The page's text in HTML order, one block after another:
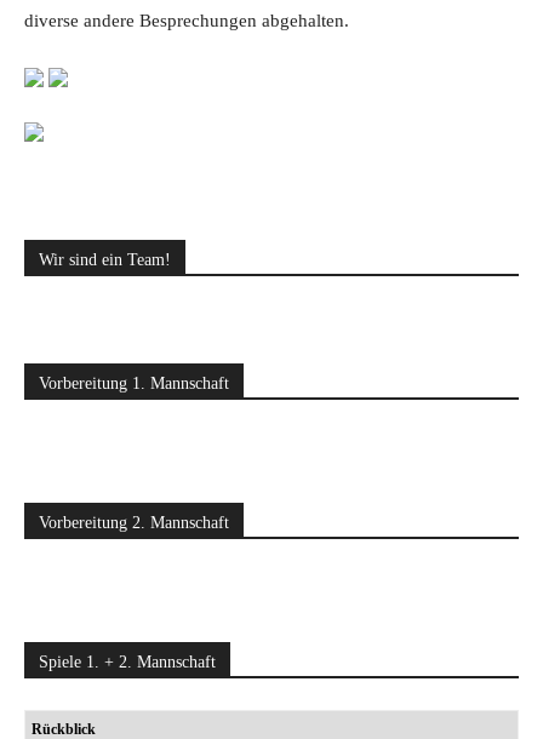
diverse andere Besprechungen abgehalten.
Wir sind ein Team!
Vorbereitung 1. Mannschaft
Vorbereitung 2. Mannschaft
Spiele 1. + 2. Mannschaft
Rückblick